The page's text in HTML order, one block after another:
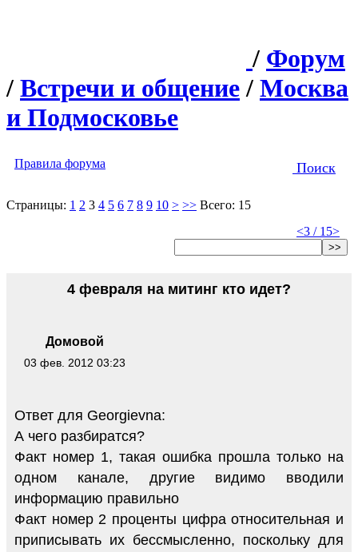
/ Форум
/ Встречи и общение / Москва
и Подмосковье
Правила форума Поиск
Страницы: 1 2 3 4 5 6 7 8 9 10 > >> Всего: 15
<3 / 15>
>>
Домовой
03 фев. 2012 03:23
4 февраля на митинг кто идет?
Ответ для Georgievna:
А чего разбиратся?
Факт номер 1, такая ошибка прошла только на
одном канале, другие видимо вводили
информацию правильно
Факт номер 2 проценты цифра относительная и
приписывать их бессмысленно, поскольку для